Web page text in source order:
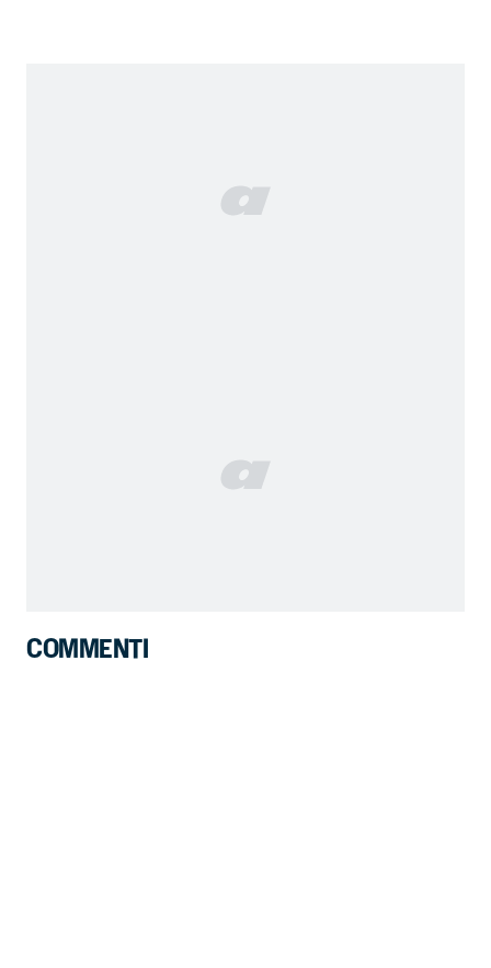
COMMENTI